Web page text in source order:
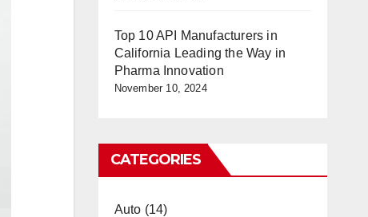
Top 10 API Manufacturers in
California Leading the Way in
Pharma Innovation
November 10, 2024
CATEGORIES
Auto (14)